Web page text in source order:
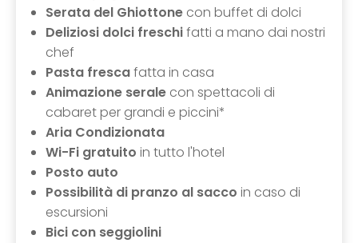
Serata del Ghiottone con buffet di dolci
Deliziosi dolci freschifatti a mano dai nostri
chef
Pasta frescafatta in casa
Animazione serale con spettacoli di
cabaret per grandi e piccini*
Aria Condizionata
Wi-Fi gratuito in tutto l'hotel
Posto auto
Possibilità di pranzo al sacco in caso di
escursioni
Bici con seggiolini